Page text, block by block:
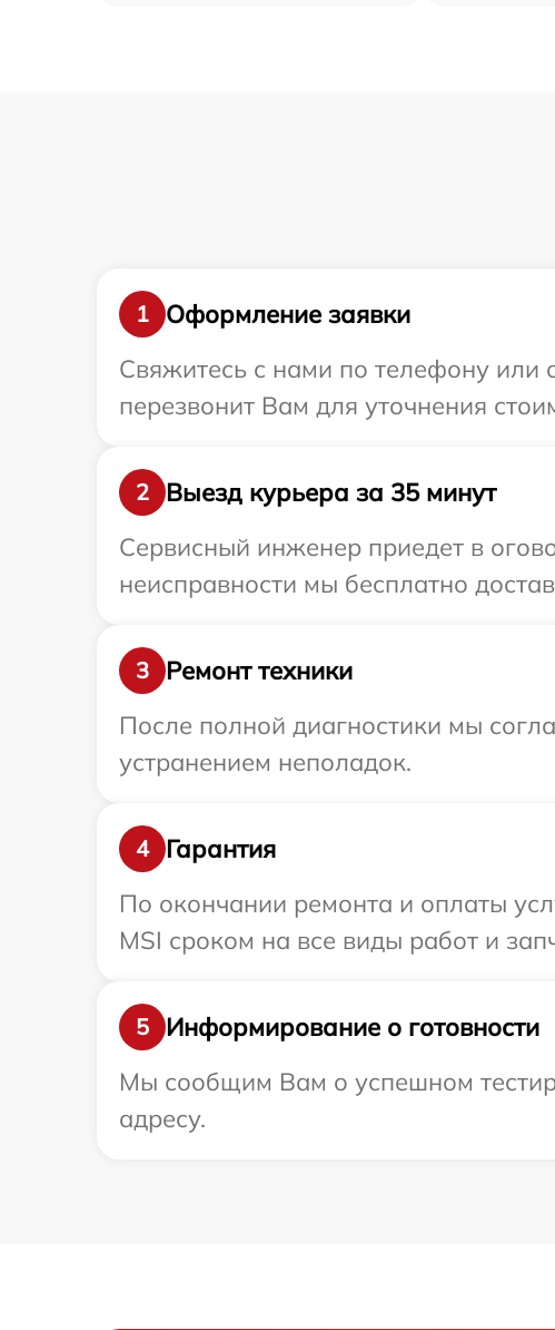
1
Оформление заявки
Свяжитесь с нами по телефону или
перезвонит Вам для уточнения
2
Выезд курьера за 35 минут
Сервисный инженер приедет в
неисправности мы бесплатно
3
Ремонт техники
После полной диагностики мы
устранением неполадок.
4
Гарантия
По окончании ремонта и оплаты
MSI сроком на все виды работ и
5
Информирование о готовности
Мы сообщим Вам о успешном
адресу.